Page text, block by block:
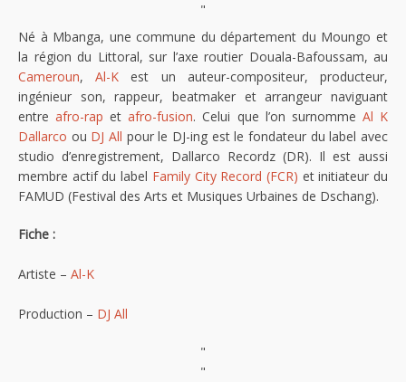
"
Né à Mbanga, une commune du département du Moungo et
la région du Littoral, sur l’axe routier Douala-Bafoussam, au
Cameroun,Al-K est un auteur-compositeur, producteur,
ingénieur son, rappeur, beatmaker et arrangeur naviguant
entreafro-rap etafro-fusion. Celui que l’on surnomme Al K
Dallarco ou DJ All pour le DJ-ing est le fondateur du label avec
studio d’enregistrement, Dallarco Recordz (DR). Il est aussi
membre actif du label Family City Record (FCR) et initiateur du
FAMUD (Festival des Arts et Musiques Urbaines de Dschang).
Fiche :
Artiste – Al-K
Production – DJ All
"
"